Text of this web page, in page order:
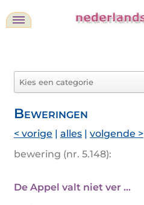
Beweringen
< vorige | alles | volgende >
bewering (nr. 5.148):
De Appel valt niet ver ...